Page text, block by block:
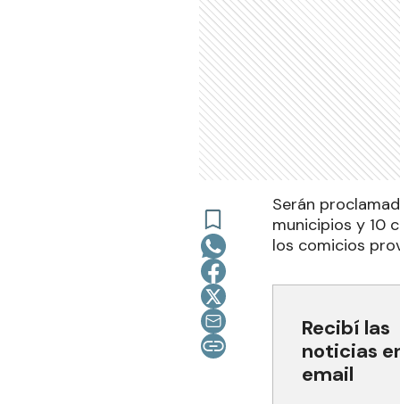
Serán
municipios y 10
los comicios
Recibí las
noticias
email